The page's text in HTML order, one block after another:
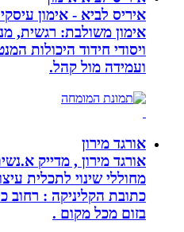
איריס לביא - אימון עיסקי
אימון משולבת: רגשית,
ויסודי חידוד היכולות
ועמידה מול קהל.
אורגד מירון
אורגד מירון , מדייק
מחוללי שינוי לתכלית
בזום מכל מקום .